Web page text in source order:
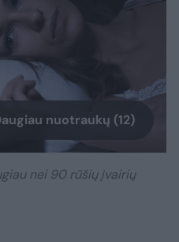
nuotraukų (12)
nei 90 rūšių įvairių